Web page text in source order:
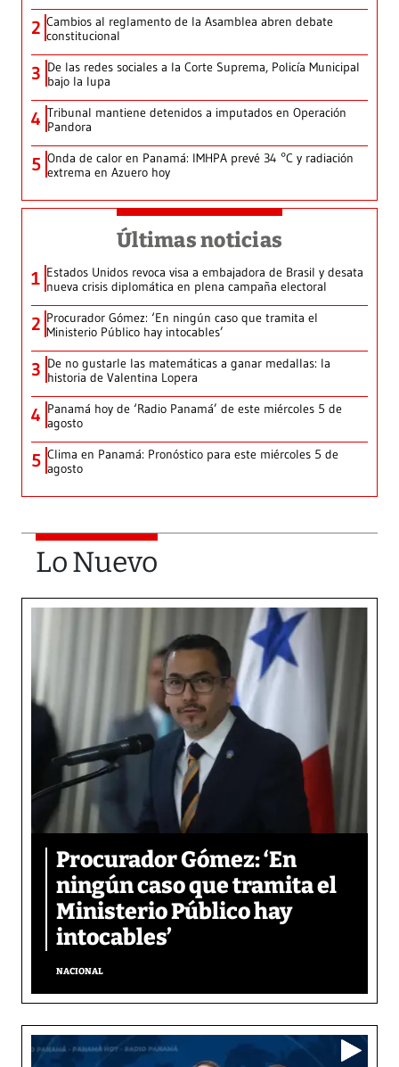
2 Cambios al reglamento de la Asamblea abren debate
constitucional
3 De las redes sociales a la Corte Suprema, Policía Municipal
bajo la lupa
4 Tribunal mantiene detenidos a imputados en Operación
Pandora
5 Onda de calor en Panamá: IMHPA prevé 34 °C y radiación
extrema en Azuero hoy
Últimas noticias
1 Estados Unidos revoca visa a embajadora de Brasil y desata
nueva crisis diplomática en plena campaña electoral
2 Procurador Gómez: ‘En ningún caso que tramita el
Ministerio Público hay intocables’
3 De no gustarle las matemáticas a ganar medallas: la
historia de Valentina Lopera
4 Panamá hoy de ‘Radio Panamá’ de este miércoles 5 de
agosto
5 Clima en Panamá: Pronóstico para este miércoles 5 de
agosto
Lo Nuevo
Procurador Gómez: ‘En
ningún caso que tramita el
Ministerio Público hay
intocables’
NACIONAL